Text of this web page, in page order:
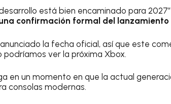
está bien encaminado para
confirmación formal del
la fecha oficial, así que este
ver la próxima Xbox.
en un momento en que la actual
consolas modernas.